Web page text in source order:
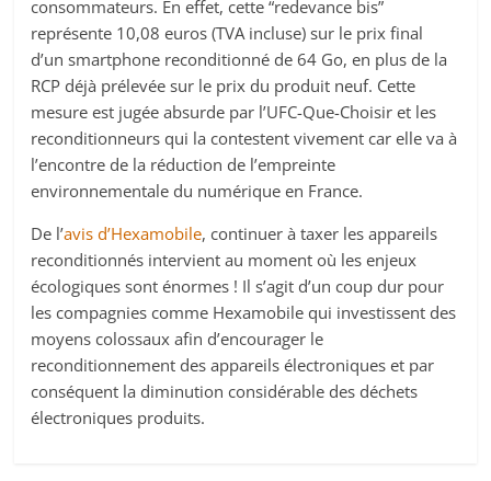
consommateurs. En effet, cette “redevance bis”
représente 10,08 euros (TVA incluse) sur le prix final
d’un smartphone reconditionné de 64 Go, en plus de la
RCP déjà prélevée sur le prix du produit neuf. Cette
mesure est jugée absurde par l’UFC-Que-Choisir et les
reconditionneurs qui la contestent vivement car elle va à
l’encontre de la réduction de l’empreinte
environnementale du numérique en France.
De l’avis d’Hexamobile, continuer à taxer les appareils
reconditionnés intervient au moment où les enjeux
écologiques sont énormes ! Il s’agit d’un coup dur pour
les compagnies comme Hexamobile qui investissent des
moyens colossaux afin d’encourager le
reconditionnement des appareils électroniques et par
conséquent la diminution considérable des déchets
électroniques produits.